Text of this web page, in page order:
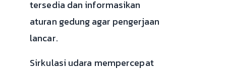
tersedia dan informasikan
aturan gedung agar pengerjaan
lancar.
Sirkulasi udara mempercepat